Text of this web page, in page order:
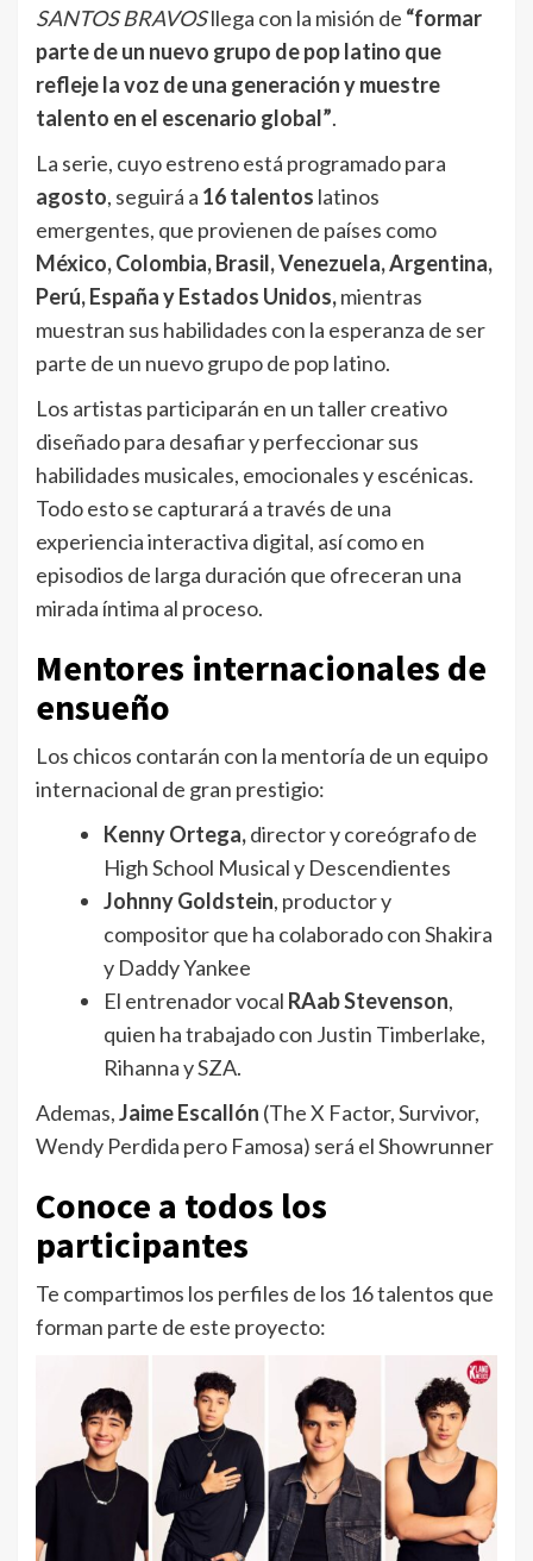
SANTOS BRAVOSllega con la misión de “formar
parte de un nuevo grupo de pop latino que
refleje la voz de una generación y muestre
talento en el escenario global”.
La serie, cuyo estreno está programado para
agosto, seguirá a 16 talentos latinos
emergentes, que provienen de países como
México, Colombia, Brasil, Venezuela, Argentina,
Perú, España y Estados Unidos,mientras
muestran sus habilidades con la esperanza de ser
parte de un nuevo grupo de pop latino.
Los artistas participarán en un taller creativo
diseñado para desafiar y perfeccionar sus
habilidades musicales, emocionales y escénicas.
Todo esto se capturará a través de una
experiencia interactiva digital, así como en
episodios de larga duración que ofreceran una
mirada íntima al proceso.
Mentores internacionales de
ensueño
Los chicos contarán con la mentoría de un equipo
internacional de gran prestigio:
Kenny Ortega,director y coreógrafo de
High School Musical y Descendientes
Johnny Goldstein, productor y
compositor que ha colaborado con Shakira
y Daddy Yankee
El entrenador vocal RAab Stevenson,
quien ha trabajado con Justin Timberlake,
Rihanna y SZA.
Ademas,Jaime Escallón (The X Factor, Survivor,
Wendy Perdida pero Famosa) será el Showrunner
Conoce a todos los
participantes
Te compartimos los perfiles de los 16 talentos que
forman parte de este proyecto: